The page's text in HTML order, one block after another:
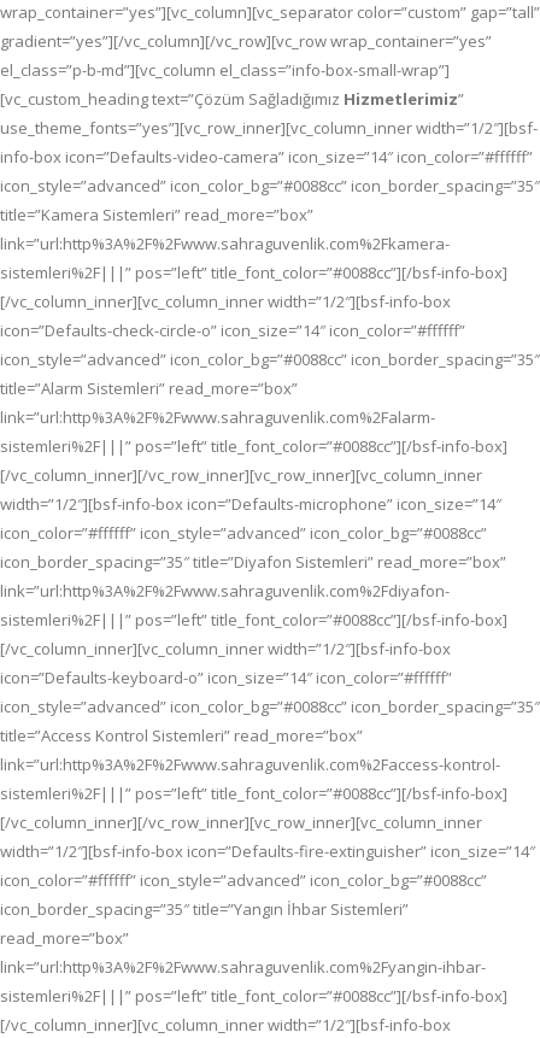
wrap_container=”yes”][vc_column][vc_separator color=”custom” gap=”tall”
gradient=”yes”][/vc_column][/vc_row][vc_row wrap_container=”yes”
el_class=”p-b-md”][vc_column el_class=”info-box-small-wrap”]
[vc_custom_heading text=”Çözüm Sağladığımız Hizmetlerimiz”
use_theme_fonts=”yes”][vc_row_inner][vc_column_inner width=”1/2″][bsf-
info-box icon=”Defaults-video-camera” icon_size=”14″ icon_color=”#ffffff”
icon_style=”advanced” icon_color_bg=”#0088cc” icon_border_spacing=”35″
title=”Kamera Sistemleri” read_more=”box”
link=”url:http%3A%2F%2Fwww.sahraguvenlik.com%2Fkamera-
sistemleri%2F|||” pos=”left” title_font_color=”#0088cc”][/bsf-info-box]
[/vc_column_inner][vc_column_inner width=”1/2″][bsf-info-box
icon=”Defaults-check-circle-o” icon_size=”14″ icon_color=”#ffffff”
icon_style=”advanced” icon_color_bg=”#0088cc” icon_border_spacing=”35″
title=”Alarm Sistemleri” read_more=”box”
link=”url:http%3A%2F%2Fwww.sahraguvenlik.com%2Falarm-
sistemleri%2F|||” pos=”left” title_font_color=”#0088cc”][/bsf-info-box]
[/vc_column_inner][/vc_row_inner][vc_row_inner][vc_column_inner
width=”1/2″][bsf-info-box icon=”Defaults-microphone” icon_size=”14″
icon_color=”#ffffff” icon_style=”advanced” icon_color_bg=”#0088cc”
icon_border_spacing=”35″ title=”Diyafon Sistemleri” read_more=”box”
link=”url:http%3A%2F%2Fwww.sahraguvenlik.com%2Fdiyafon-
sistemleri%2F|||” pos=”left” title_font_color=”#0088cc”][/bsf-info-box]
[/vc_column_inner][vc_column_inner width=”1/2″][bsf-info-box
icon=”Defaults-keyboard-o” icon_size=”14″ icon_color=”#ffffff”
icon_style=”advanced” icon_color_bg=”#0088cc” icon_border_spacing=”35″
title=”Access Kontrol Sistemleri” read_more=”box”
link=”url:http%3A%2F%2Fwww.sahraguvenlik.com%2Faccess-kontrol-
sistemleri%2F|||” pos=”left” title_font_color=”#0088cc”][/bsf-info-box]
[/vc_column_inner][/vc_row_inner][vc_row_inner][vc_column_inner
width=”1/2″][bsf-info-box icon=”Defaults-fire-extinguisher” icon_size=”14″
icon_color=”#ffffff” icon_style=”advanced” icon_color_bg=”#0088cc”
icon_border_spacing=”35″ title=”Yangın İhbar Sistemleri”
read_more=”box”
link=”url:http%3A%2F%2Fwww.sahraguvenlik.com%2Fyangin-ihbar-
sistemleri%2F|||” pos=”left” title_font_color=”#0088cc”][/bsf-info-box]
[/vc_column_inner][vc_column_inner width=”1/2″][bsf-info-box